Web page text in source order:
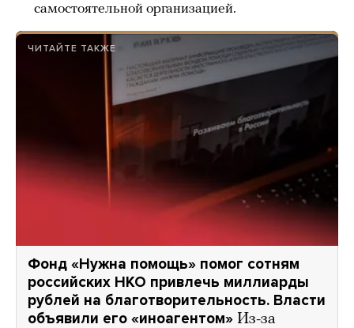
самостоятельной организацией.
ЧИТАЙТЕ ТАКЖЕ
Фонд «Нужна помощь» помог сотням
российских НКО привлечь миллиарды
рублей на благотворительность. Власти
объявили его «иноагентом» Из-за